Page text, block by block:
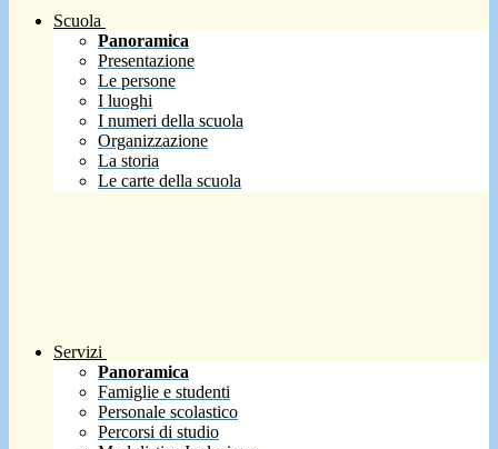
Scuola
Panoramica
Presentazione
Le persone
I luoghi
I numeri della scuola
Organizzazione
La storia
Le carte della scuola
Servizi
Panoramica
Famiglie e studenti
Personale scolastico
Percorsi di studio